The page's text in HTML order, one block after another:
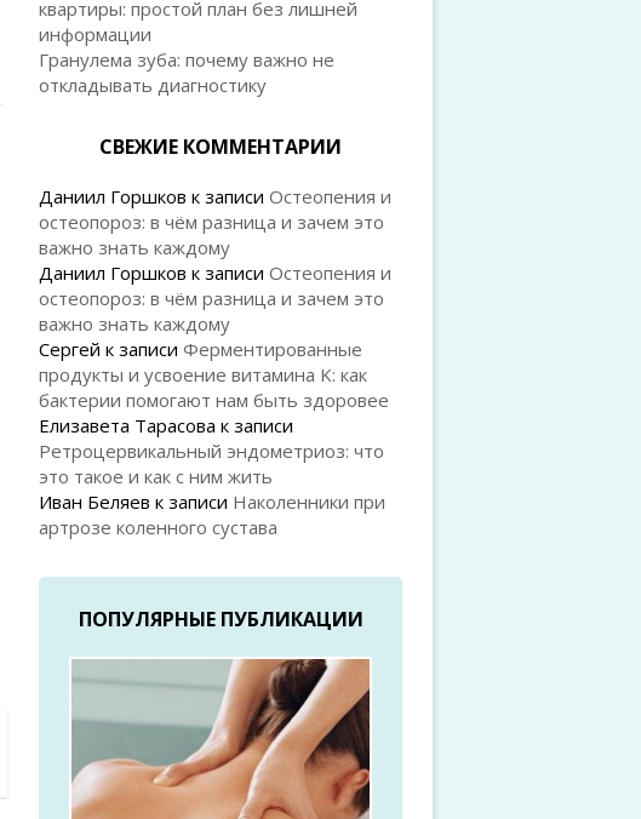
квартиры: простой план без лишней
информации
Гранулема зуба: почему важно не
откладывать диагностику
СВЕЖИЕ КОММЕНТАРИИ
Даниил Горшков к записи Остеопения и
остеопороз: в чём разница и зачем это
важно знать каждому
Даниил Горшков к записи Остеопения и
остеопороз: в чём разница и зачем это
важно знать каждому
Сергей к записи Ферментированные
продукты и усвоение витамина K: как
бактерии помогают нам быть здоровее
Елизавета Тарасова к записи
Ретроцервикальный эндометриоз: что
это такое и как с ним жить
Иван Беляев к записи Наколенники при
артрозе коленного сустава
ПОПУЛЯРНЫЕ ПУБЛИКАЦИИ